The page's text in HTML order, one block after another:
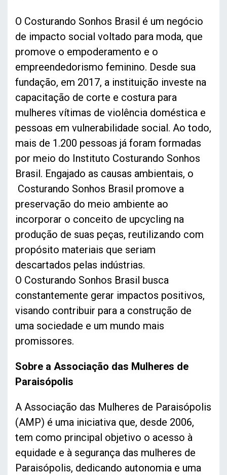
O Costurando Sonhos Brasil é um negócio
de impacto social voltado para moda, que
promove o empoderamento e o
empreendedorismo feminino. Desde sua
fundação, em 2017, a instituição investe na
capacitação de corte e costura para
mulheres vítimas de violência doméstica e
pessoas em vulnerabilidade social. Ao todo,
mais de 1.200 pessoas já foram formadas
por meio do Instituto Costurando Sonhos
Brasil. Engajado as causas ambientais, o
Costurando Sonhos Brasil promove a
preservação do meio ambiente ao
incorporar o conceito de upcycling na
produção de suas peças, reutilizando com
propósito materiais que seriam
descartados pelas indústrias.
O Costurando Sonhos Brasil busca
constantemente gerar impactos positivos,
visando contribuir para a construção de
uma sociedade e um mundo mais
promissores.
Sobre a Associação das Mulheres de
Paraisópolis
A Associação das Mulheres de Paraisópolis
(AMP) é uma iniciativa que, desde 2006,
tem como principal objetivo o acesso à
equidade e à segurança das mulheres de
Paraisópolis, dedicando autonomia e uma